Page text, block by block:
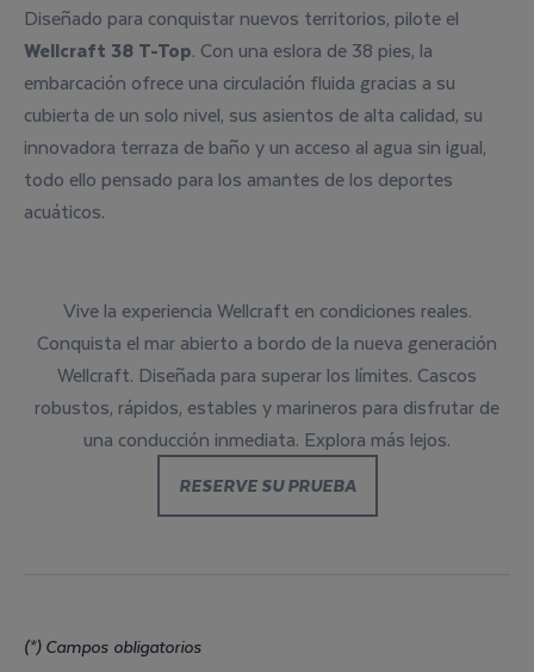
Diseñado para conquistar nuevos territorios, pilote el
Wellcraft 38 T-Top. Con una eslora de 38 pies, la
embarcación ofrece una circulación fluida gracias a su
cubierta de un solo nivel, sus asientos de alta calidad, su
innovadora terraza de baño y un acceso al agua sin igual,
todo ello pensado para los amantes de los deportes
acuáticos.
Vive la experiencia Wellcraft en condiciones reales.
Conquista el mar abierto a bordo de la nueva generación
Wellcraft. Diseñada para superar los límites. Cascos
robustos, rápidos, estables y marineros para disfrutar de
una conducción inmediata. Explora más lejos.
RESERVE SU PRUEBA
(*) Campos obligatorios